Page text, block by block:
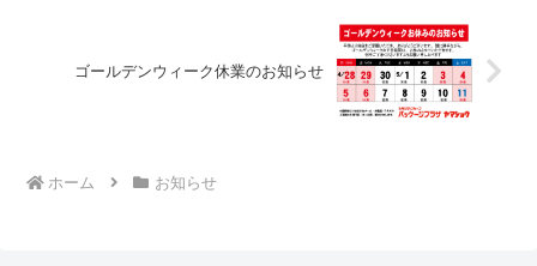
ゴールデンウィーク休業のお知らせ
ホーム お知らせ